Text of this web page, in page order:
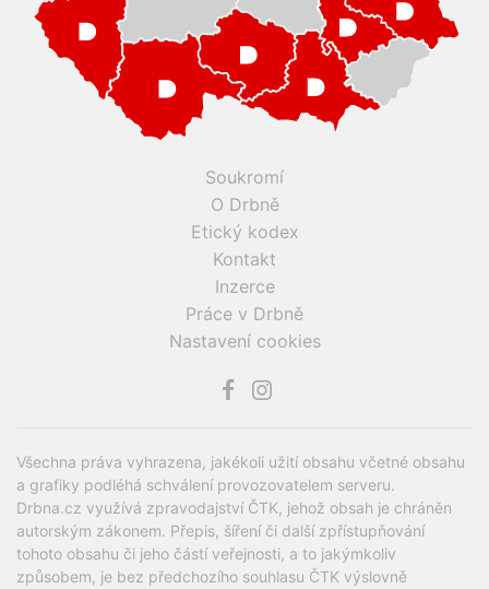
Soukromí
O Drbně
Etický kodex
Kontakt
Inzerce
Práce v Drbně
Nastavení cookies
Všechna práva vyhrazena, jakékoli užití obsahu včetné obsahu
a grafiky podléhá schválení provozovatelem serveru.
Drbna.cz využívá zpravodajství ČTK, jehož obsah je chráněn
autorským zákonem. Přepis, šíření či další zpřístupňování
tohoto obsahu či jeho částí veřejnosti, a to jakýmkoliv
způsobem, je bez předchozího souhlasu ČTK výslovně